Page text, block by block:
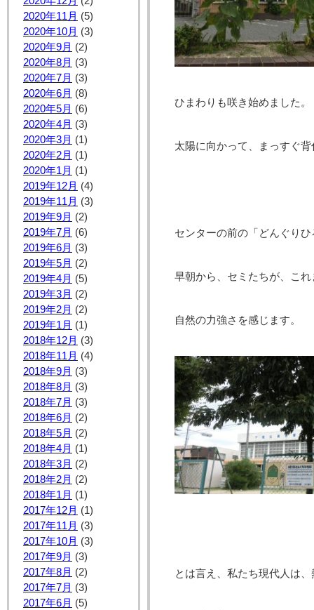
2020年11月 (5)
2020年10月 (3)
2020年9月 (2)
2020年8月 (3)
2020年7月 (3)
2020年6月 (8)
2020年5月 (6)
2020年4月 (3)
2020年3月 (1)
2020年2月 (1)
2020年1月 (1)
2019年12月 (4)
2019年11月 (3)
2019年9月 (2)
2019年7月 (6)
2019年6月 (3)
2019年5月 (2)
2019年4月 (5)
2019年3月 (2)
2019年2月 (2)
2019年1月 (1)
2018年12月 (3)
2018年11月 (4)
2018年9月 (3)
2018年8月 (3)
2018年7月 (3)
2018年6月 (2)
2018年5月 (2)
2018年4月 (1)
2018年3月 (2)
2018年2月 (2)
2018年1月 (1)
2017年12月 (1)
2017年11月 (3)
2017年10月 (3)
2017年9月 (3)
2017年8月 (2)
2017年7月 (3)
2017年6月 (5)
ひまわりも咲き始めました。
太陽に向かって、まっすぐ
センターの前の「どんぐり
早朝から、セミたちが、こ
自然の力強さを感じます。
とは言え、私たち現代人は